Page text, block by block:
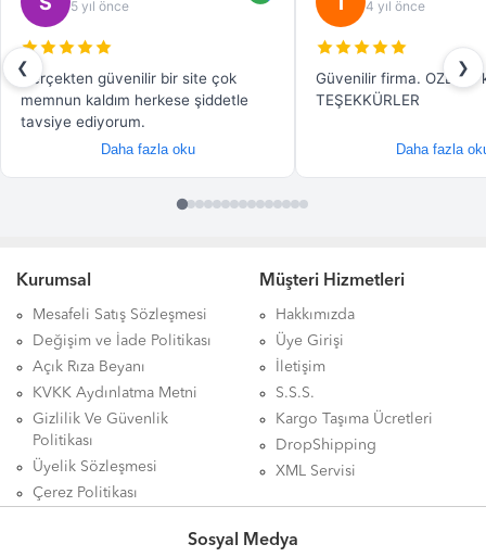
Kurumsal
Mesafeli Satış Sözleşmesi
Değişim ve İade Politikası
Açık Rıza Beyanı
KVKK Aydınlatma Metni
Gizlilik Ve Güvenlik
Politikası
Üyelik Sözleşmesi
Çerez Politikası
Müşteri Hizmetleri
Hakkımızda
Üye Girişi
İletişim
S.S.S.
Kargo Taşıma Ücretleri
DropShipping
XML Servisi
Sosyal Medya